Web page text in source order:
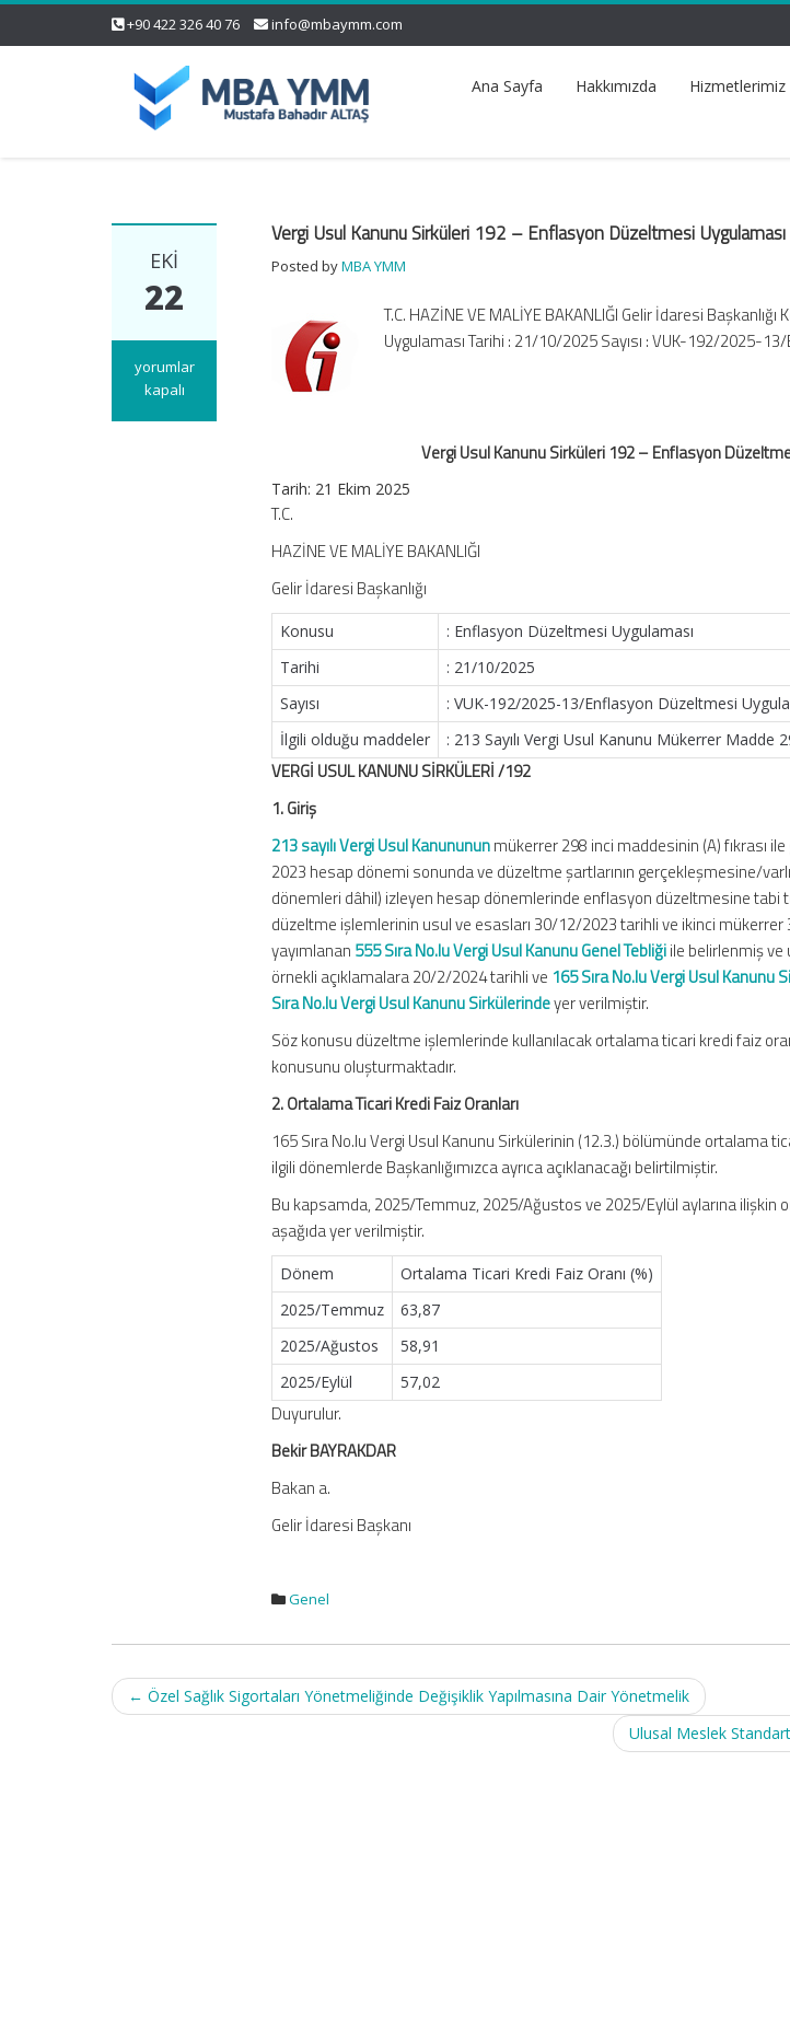
+90 422 326 40 76 info@mbaymm.com
Ana Sayfa Hakkımızda Hizmetlerimiz
EKI
22
Vergi
Usul
yorumlar
kapalı
Vergi Usul Kanunu Sirküleri 192 – Enflasyon Düzeltmesi Uygulaması
Posted byMBA YMM
T.C. HAZİNE VE MALİYE BAKANLIĞI Gelir İdaresi
Uygulaması Tarihi : 21/10/2025 Sayısı : VUK-192/2025-
Vergi Usul Kanunu Sirküleri 192 – Enflasyon
Tarih: 21 Ekim 2025
T.C.
HAZİNE VE MALİYE BAKANLIĞI
Gelir İdaresi Başkanlığı
Konusu
: Enflasyon Düzeltmesi Uygulaması
Tarihi
: 21/10/2025
Sayısı
: VUK-192/2025-13/Enflasyon Düzeltmesi
İlgili olduğu maddeler
: 213 Sayılı Vergi Usul Kanunu Mükerrer Madde
VERGİ USUL KANUNU SİRKÜLERİ /192
1. Giriş
213 sayılı Vergi Usul Kanunununmükerrer 298 inci maddesinin (A) fıkrası
2023 hesap dönemi sonunda ve düzeltme şartlarının gerçekleşmesine/
dönemleri dâhil) izleyen hesap dönemlerinde enflasyon düzeltmesine tabi
düzeltme işlemlerinin usul ve esasları 30/12/2023 tarihli ve ikinci mükerrer
yayımlanan 555 Sıra No.lu Vergi Usul Kanunu Genel Tebliğiile belirlenmiş ve
örnekli açıklamalara 20/2/2024 tarihli ve 165 Sıra No.lu Vergi Usul Kanunu
Sıra No.lu Vergi Usul Kanunu Sirkülerindeyer verilmiştir.
Söz konusu düzeltme işlemlerinde kullanılacak ortalama ticari kredi faiz
konusunu oluşturmaktadır.
2. Ortalama Ticari Kredi Faiz Oranları
165 Sıra No.lu Vergi Usul Kanunu Sirkülerinin (12.3.) bölümünde ortalama
ilgili dönemlerde Başkanlığımızca ayrıca açıklanacağı belirtilmiştir.
Bu kapsamda, 2025/Temmuz, 2025/Ağustos ve 2025/Eylül aylarına ilişkin
aşağıda yer verilmiştir.
Dönem
Ortalama Ticari Kredi Faiz Oranı (%)
2025/Temmuz
63,87
2025/Ağustos
58,91
2025/Eylül
57,02
Duyurulur.
Bekir BAYRAKDAR
Bakan a.
Gelir İdaresi Başkanı
Genel
Post
navigation
← Özel Sağlık Sigortaları Yönetmeliğinde Değişiklik Yapılmasına Dair Yönetmelik
Ulusal Meslek